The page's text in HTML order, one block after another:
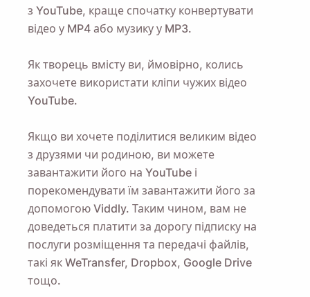
з YouTube, краще спочатку конвертувати
відео у MP4 або музику у MP3.
Як творець вмісту ви, ймовірно, колись
захочете використати кліпи чужих відео
YouTube.
Якщо ви хочете поділитися великим відео
з друзями чи родиною, ви можете
завантажити його на YouTube і
порекомендувати їм завантажити його за
допомогою Viddly. Таким чином, вам не
доведеться платити за дорогу підписку на
послуги розміщення та передачі файлів,
такі як WeTransfer, Dropbox, Google Drive
тощо.